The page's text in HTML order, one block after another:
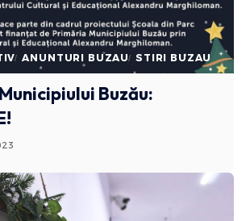
ANUNTURI BUZAU STIRI BUZAU
Buzău: